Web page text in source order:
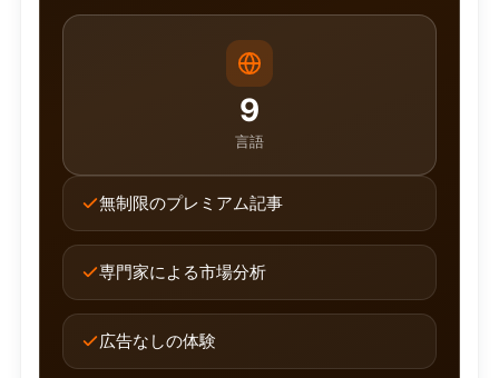
9
言語
無制限のプレミアム記事
専門家による市場分析
広告なしの体験